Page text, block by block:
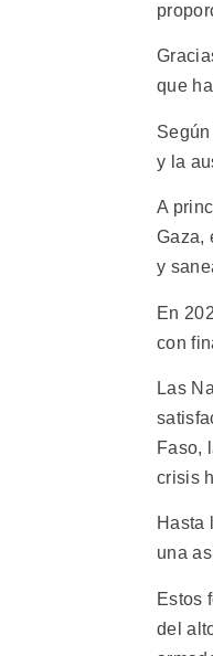
que
y la
A
Gaza,
y
En
con
Las
Faso,
crisis
Hasta
una
Estos
del